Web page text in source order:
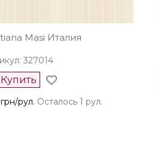
Masi Италия
327014
Купить
рул. Осталось 1 рул.